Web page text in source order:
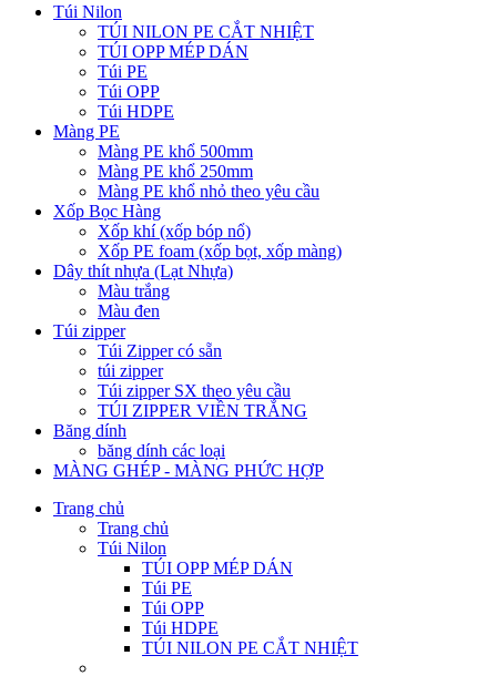
Túi Nilon
TÚI NILON PE CẮT NHIỆT
TÚI OPP MÉP DÁN
Túi PE
Túi OPP
Túi HDPE
Màng PE
Màng PE khổ 500mm
Màng PE khổ 250mm
Màng PE khổ nhỏ theo yêu cầu
Xốp Bọc Hàng
Xốp khí (xốp bóp nổ)
Xốp PE foam (xốp bọt, xốp màng)
Dây thít nhựa (Lạt Nhựa)
Màu trắng
Màu đen
Túi zipper
Túi Zipper có sẵn
túi zipper
Túi zipper SX theo yêu cầu
TÚI ZIPPER VIỀN TRẮNG
Băng dính
băng dính các loại
MÀNG GHÉP - MÀNG PHỨC HỢP
Trang chủ
Trang chủ
Túi Nilon
TÚI OPP MÉP DÁN
Túi PE
Túi OPP
Túi HDPE
TÚI NILON PE CẮT NHIỆT